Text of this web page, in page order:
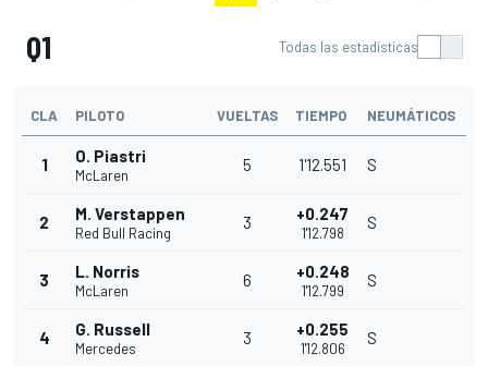
Q1 Todas las estadísticas
CLA PILOTO VUELTAS TIEMPO NEUMÁTICOS
1 O. Piastri
McLaren
5 1'12.551 S
2 M. Verstappen
Red Bull Racing
3 +0.247
1'12.798
S
3 L. Norris
McLaren
6 +0.248
1'12.799
S
4 G. Russell
Mercedes
3 +0.255
1'12.806
S